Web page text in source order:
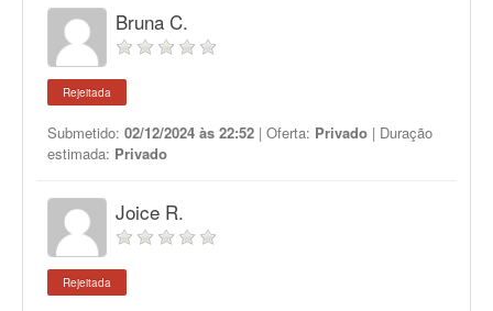
Bruna C.
Rejeitada
Submetido: 02/12/2024 às 22:52 | Oferta: Privado | Duração
estimada: Privado
Joice R.
Rejeitada